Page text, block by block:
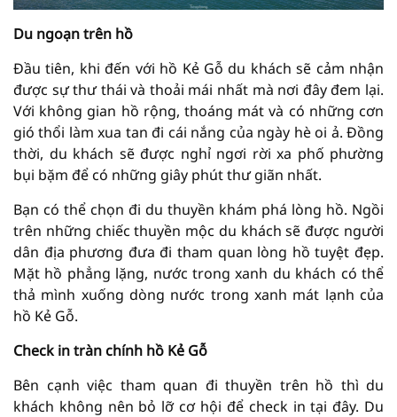
Du ngoạn trên hồ
Đầu tiên, khi đến với hồ Kẻ Gỗ du khách sẽ cảm nhận
được sự thư thái và thoải mái nhất mà nơi đây đem lại.
Với không gian hồ rộng, thoáng mát và có những cơn
gió thổi làm xua tan đi cái nắng của ngày hè oi ả. Đồng
thời, du khách sẽ được nghỉ ngơi rời xa phố phường
bụi bặm để có những giây phút thư giãn nhất.
Bạn có thể chọn đi du thuyền khám phá lòng hồ. Ngồi
trên những chiếc thuyền mộc du khách sẽ được người
dân địa phương đưa đi tham quan lòng hồ tuyệt đẹp.
Mặt hồ phẳng lặng, nước trong xanh du khách có thể
thả mình xuống dòng nước trong xanh mát lạnh của
hồ Kẻ Gỗ.
Check in tràn chính hồ Kẻ Gỗ
Bên cạnh việc tham quan đi thuyền trên hồ thì du
khách không nên bỏ lỡ cơ hội để check in tại đây. Du